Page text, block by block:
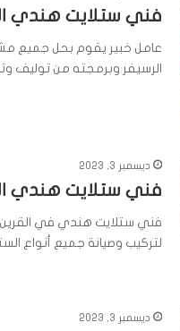
فني ستلايت هندي السلام
عامل خبير يقوم بحل جميع
الرسيفر وبرمجته من توليف
ديسمبر 3, 2023
فني ستلايت هندي القرين
فني ستلايت هندي في القرين
لتركيب وصيانة جميع أنواع
ديسمبر 3, 2023